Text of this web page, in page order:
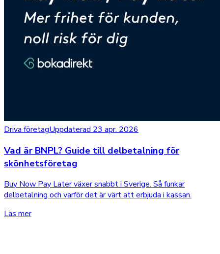
Driva företagUppdaterad 23 apr. 2026
Vad är BNPL? Guide till delbetalning för
skönhetsföretag
Buy Now Pay Later växer snabbt i Sverige. Så funkar
delbetalning och varför det är värt att erbjuda i kassan.
Läs mer